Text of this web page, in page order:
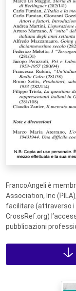
FrancoAngeli è
Association, Inc
facilitare (attraverso
CrossRef.org)
pubblicazioni